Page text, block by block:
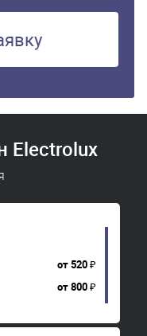
Electrolux
от520₽
от800₽